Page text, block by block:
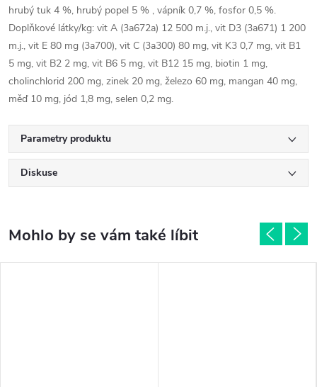
hrubý tuk 4 %, hrubý popel 5 % , vápník 0,7 %, fosfor 0,5 %.
Doplňkové látky/kg: vit A (3a672a) 12 500 m.j., vit D3 (3a671) 1 200
m.j., vit E 80 mg (3a700), vit C (3a300) 80 mg, vit K3 0,7 mg, vit B1
5 mg, vit B2 2 mg, vit B6 5 mg, vit B12 15 mg, biotin 1 mg,
cholinchlorid 200 mg, zinek 20 mg, železo 60 mg, mangan 40 mg,
měď 10 mg, jód 1,8 mg, selen 0,2 mg.
Parametry produktu
Diskuse